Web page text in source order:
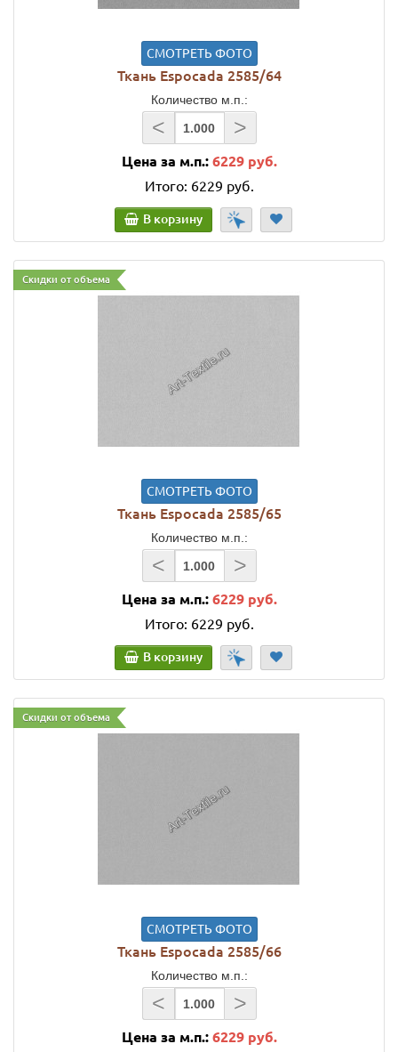
СМОТРЕТЬ ФОТО
Ткань Espocada 2585/64
Количество м.п.:
< >
Цена за м.п.: 6229 руб.
Итого: 6229 руб.
В корзину
Скидки от объема
СМОТРЕТЬ ФОТО
Ткань Espocada 2585/65
Количество м.п.:
< >
Цена за м.п.: 6229 руб.
Итого: 6229 руб.
В корзину
Скидки от объема
СМОТРЕТЬ ФОТО
Ткань Espocada 2585/66
Количество м.п.:
< >
Цена за м.п.: 6229 руб.